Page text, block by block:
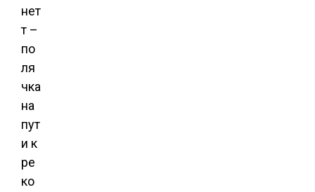
нет
т –
по
ля
чка
на
пут
и к
ре
ко